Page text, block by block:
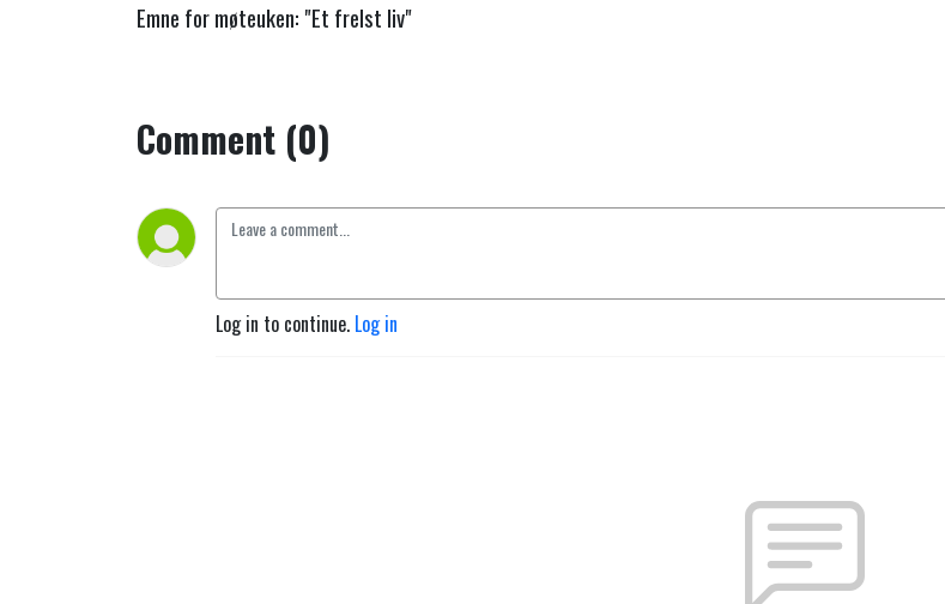
Emne for møteuken: "Et frelst liv"
Comment (0)
Log in to continue. Log in